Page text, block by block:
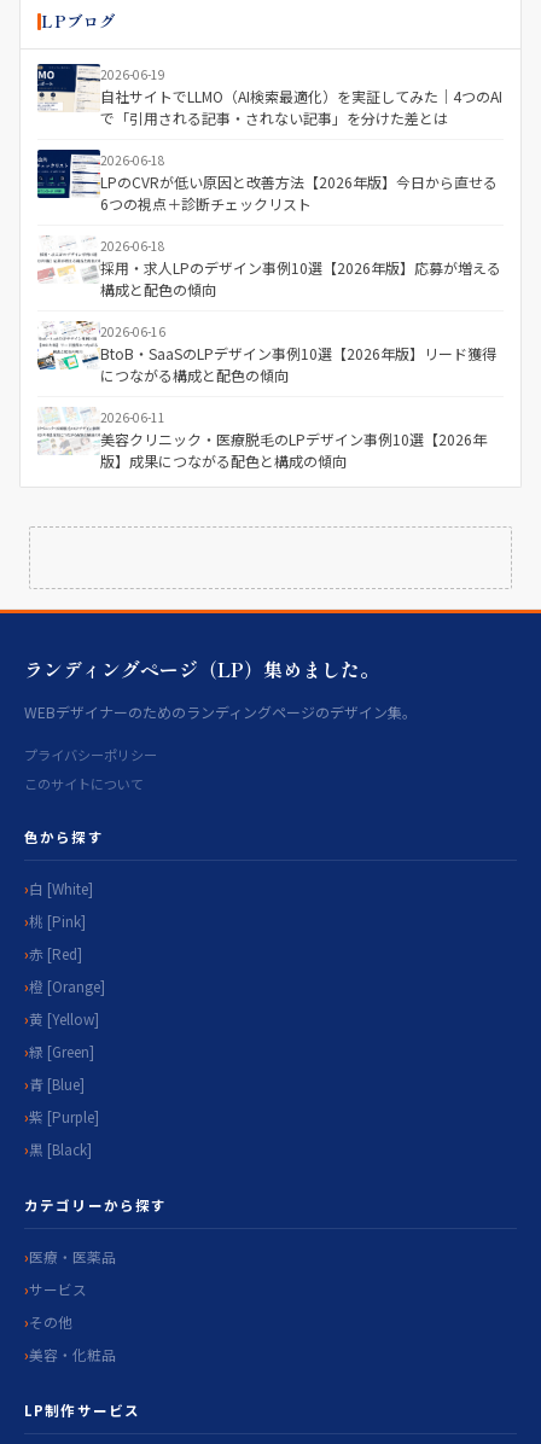
LPブログ
2026-06-19
自社サイトでLLMO（AI検索最適化）を実証してみた｜4つのAI
で「引用される記事・されない記事」を分けた差とは
2026-06-18
LPのCVRが低い原因と改善方法【2026年版】今日から直せる
6つの視点＋診断チェックリスト
2026-06-18
採用・求人LPのデザイン事例10選【2026年版】応募が増える
構成と配色の傾向
2026-06-16
BtoB・SaaSのLPデザイン事例10選【2026年版】リード獲得
につながる構成と配色の傾向
2026-06-11
美容クリニック・医療脱毛のLPデザイン事例10選【2026年
版】成果につながる配色と構成の傾向
ランディングページ（LP）集めました。
WEBデザイナーのためのランディングページのデザイン集。
プライバシーポリシー
このサイトについて
色から探す
白 [White]
桃 [Pink]
赤 [Red]
橙 [Orange]
黄 [Yellow]
緑 [Green]
青 [Blue]
紫 [Purple]
黒 [Black]
カテゴリーから探す
医療・医薬品
サービス
その他
美容・化粧品
LP制作サービス